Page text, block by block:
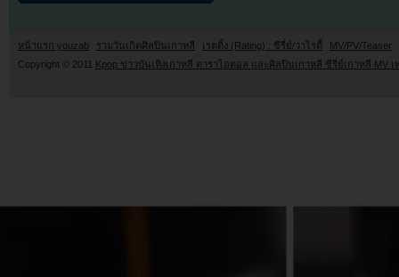
หน้าแรก youzab รวมวันเกิดศิลปินเกาหลี เรตติ้ง (Rating) : ซีรี่ย์/วาไรตี้
MV/PV/Teaser
Copyright © 2011 Kpop ข่าวบันเทิงเกาหลี ดาราไอดอล และศิลปินเกาหลี ซีรี่ย์เกาหลี MV